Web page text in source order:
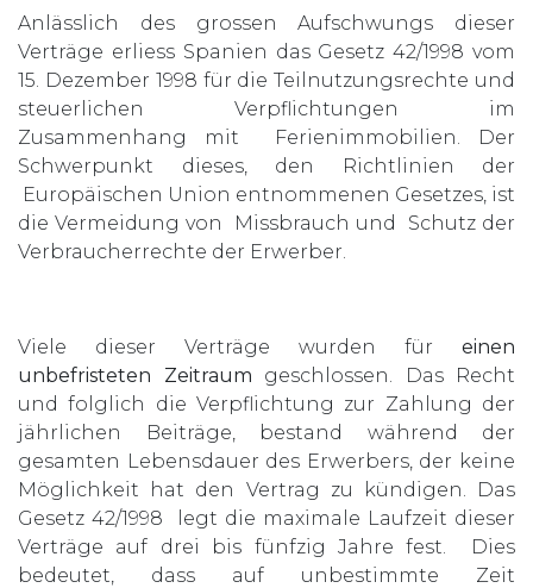
Anlässlich des grossen Aufschwungs dieser
Verträge erliess Spanien das Gesetz 42/1998 vom
15. Dezember 1998 für die Teilnutzungsrechte und
steuerlichen Verpflichtungen im
Zusammenhang mit Ferienimmobilien. Der
Schwerpunkt dieses, den Richtlinien der
Europäischen Union entnommenen Gesetzes, ist
die Vermeidung von Missbrauch und Schutz der
Verbraucherrechte der Erwerber.
Viele dieser Verträge wurden für einen
unbefristeten Zeitraum geschlossen. Das Recht
und folglich die Verpflichtung zur Zahlung der
jährlichen Beiträge, bestand während der
gesamten Lebensdauer des Erwerbers, der keine
Möglichkeit hat den Vertrag zu kündigen. Das
Gesetz 42/1998 legt die maximale Laufzeit dieser
Verträge auf drei bis fünfzig Jahre fest. Dies
bedeutet, dass auf unbestimmte Zeit